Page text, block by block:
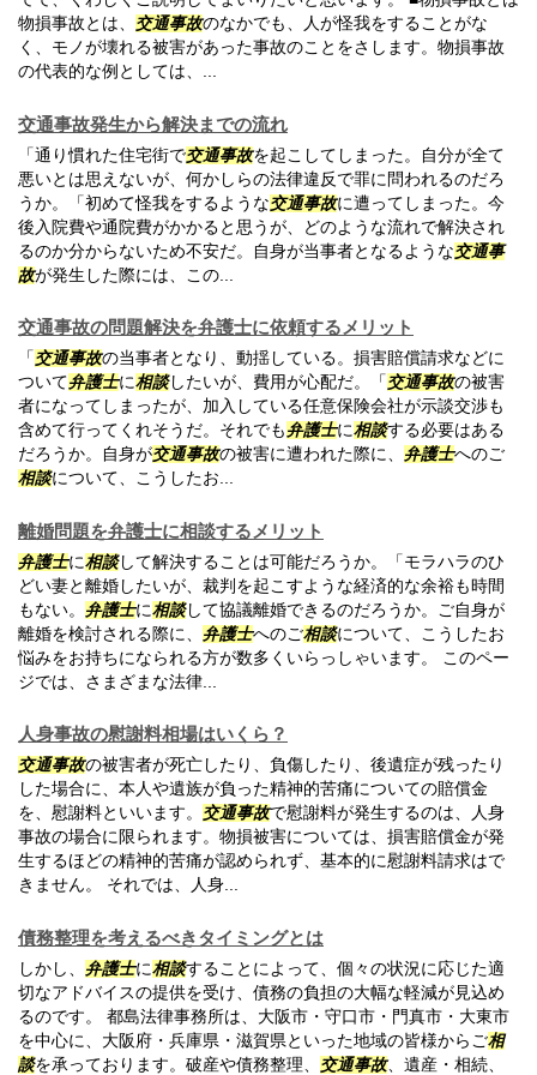
物損事故とは、 交通事故のなかでも、人が怪我をすることがな
く、モノが壊れる被害があった事故のことをさします。物損事故
の代表的な例としては、...
交通事故発生から解決までの流れ
「通り慣れた住宅街で交通事故を起こしてしまった。自分が全て
悪いとは思えないが、何かしらの法律違反で罪に問われるのだろ
うか。「初めて怪我をするような交通事故に遭ってしまった。今
後入院費や通院費がかかると思うが、どのような流れで解決され
るのか分からないため不安だ。自身が当事者となるような交通事
故が発生した際には、この...
交通事故の問題解決を弁護士に依頼するメリット
「 交通事故の当事者となり、動揺している。損害賠償請求などに
ついて弁護士に相談したいが、費用が心配だ。「 交通事故の被害
者になってしまったが、加入している任意保険会社が示談交渉も
含めて行ってくれそうだ。それでも 弁護士に相談する必要はある
だろうか。自身が交通事故の被害に遭われた際に、 弁護士へのご
相談について、こうしたお...
離婚問題を弁護士に相談するメリット
弁護士に相談して解決することは可能だろうか。「モラハラのひ
どい妻と離婚したいが、裁判を起こすような経済的な余裕も時間
もない。 弁護士に相談して協議離婚できるのだろうか。ご自身が
離婚を検討される際に、 弁護士へのご相談について、こうしたお
悩みをお持ちになられる方が数多くいらっしゃいます。 このペー
ジでは、さまざまな法律...
人身事故の慰謝料相場はいくら？
交通事故の被害者が死亡したり、負傷したり、後遺症が残ったり
した場合に、本人や遺族が負った精神的苦痛についての賠償金
を、慰謝料といいます。 交通事故で慰謝料が発生するのは、人身
事故の場合に限られます。物損被害については、損害賠償金が発
生するほどの精神的苦痛が認められず、基本的に慰謝料請求はで
きません。 それでは、人身...
債務整理を考えるべきタイミングとは
しかし、 弁護士に相談することによって、個々の状況に応じた適
切なアドバイスの提供を受け、債務の負担の大幅な軽減が見込め
るのです。 都島法律事務所は、大阪市・守口市・門真市・大東市
を中心に、大阪府・兵庫県・滋賀県といった地域の皆様からご相
談を承っております。破産や債務整理、 交通事故、遺産・相続、